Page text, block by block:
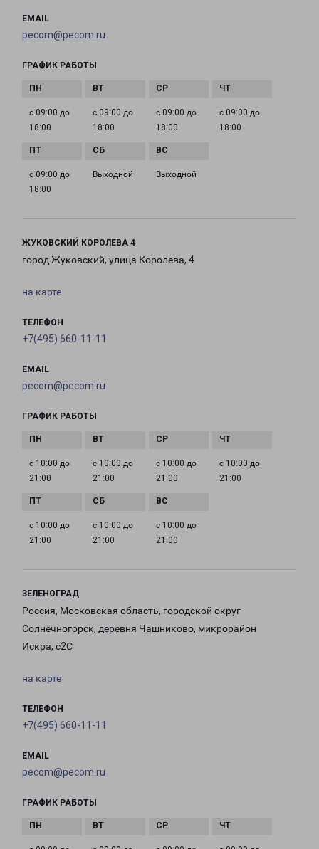
EMAIL
pecom@pecom.ru
ГРАФИК РАБОТЫ
с 09:00 до
18:00
с 09:00 до
18:00
с 09:00 до
18:00
с 09:00 до
18:00
с 09:00 до
18:00
Выходной Выходной
ЖУКОВСКИЙ КОРОЛЕВА 4
город Жуковский, улица Королева, 4
на карте
ТЕЛЕФОН
+7(495) 660-11-11
EMAIL
pecom@pecom.ru
ГРАФИК РАБОТЫ
с 10:00 до
21:00
с 10:00 до
21:00
с 10:00 до
21:00
с 10:00 до
21:00
с 10:00 до
21:00
с 10:00 до
21:00
с 10:00 до
21:00
ЗЕЛЕНОГРАД
Россия, Московская область, городской округ
Солнечногорск, деревня Чашниково, микрорайон
Искра, с2С
на карте
ТЕЛЕФОН
+7(495) 660-11-11
EMAIL
pecom@pecom.ru
ГРАФИК РАБОТЫ